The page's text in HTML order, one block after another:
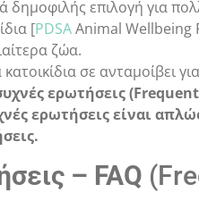
δημοφιλής επιλογή για
[PDSAAnimal Wellbeing
ζώα.
σε ανταμοίβει
ερωτήσεις
ερωτήσεις είναι
– FAQ